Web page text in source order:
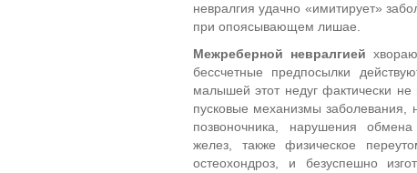
невралгия удачно «имитирует»
при опоясывающем лишае.
Межреберной невралгией
бессчетные предпосылки
малышей этот недуг фактически
пусковые механизмы заболевания,
позвоночника, нарушения
желез, также физическое
остеохондроз, и безуспешно